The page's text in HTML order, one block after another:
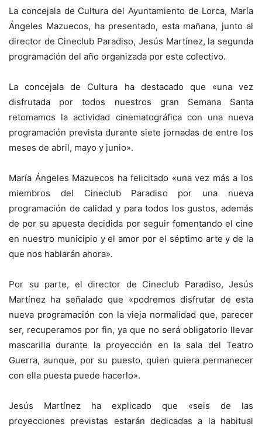
La concejala de Cultura del Ayuntamiento de Lorca, María
Ángeles Mazuecos, ha presentado, esta mañana, junto al
director de Cineclub Paradiso, Jesús Martínez, la segunda
programación del año organizada por este colectivo.
La concejala de Cultura ha destacado que «una vez
disfrutada por todos nuestros gran Semana Santa
retomamos la actividad cinematográfica con una nueva
programación prevista durante siete jornadas de entre los
meses de abril, mayo y junio».
María Ángeles Mazuecos ha felicitado «una vez más a los
miembros del Cineclub Paradiso por una nueva
programación de calidad y para todos los gustos, además
de por su apuesta decidida por seguir fomentando el cine
en nuestro municipio y el amor por el séptimo arte y de la
que nos hablarán ahora».
Por su parte, el director de Cineclub Paradiso, Jesús
Martínez ha señalado que «podremos disfrutar de esta
nueva programación con la vieja normalidad que, parecer
ser, recuperamos por fin, ya que no será obligatorio llevar
mascarilla durante la proyección en la sala del Teatro
Guerra, aunque, por su puesto, quien quiera permanecer
con ella puesta puede hacerlo».
Jesús Martínez ha explicado que «seis de las
proyecciones previstas estarán dedicadas a la habitual